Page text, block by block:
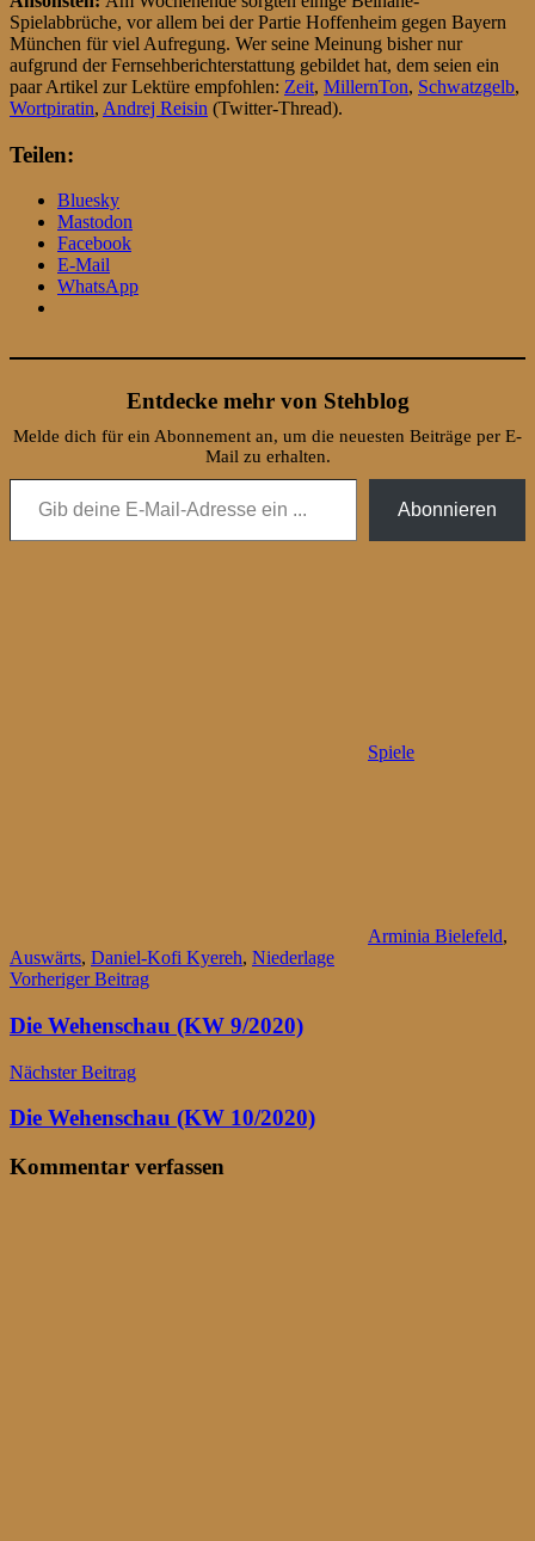
Spielabbrüche, vor allem bei der Partie Hoffenheim gegen Bayern
München für viel Aufregung. Wer seine Meinung bisher nur
aufgrund der Fernsehberichterstattung gebildet hat, dem seien ein
paar Artikel zur Lektüre empfohlen: Zeit, MillernTon, Schwatzgelb,
Wortpiratin, Andrej Reisin (Twitter-Thread).
Teilen:
Bluesky
Mastodon
Facebook
E-Mail
WhatsApp
Entdecke mehr von Stehblog
Melde dich für ein Abonnement an, um die neuesten Beiträge per E-
Mail zu erhalten.
Gib deine E-Mail-Adresse ein ...
Abonnieren
Spiele
Arminia Bielefeld,
Auswärts, Daniel-Kofi Kyereh, Niederlage
Beitragsnavigation
Vorheriger Beitrag
Die Wehenschau (KW 9/2020)
Nächster Beitrag
Die Wehenschau (KW 10/2020)
Kommentar verfassen